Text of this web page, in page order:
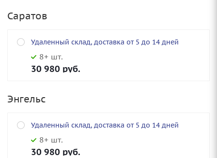
Саратов
Удаленный склад, доставка от 5 до 14 дней
8+ шт.
30 980 руб.
Энгельс
Удаленный склад, доставка от 5 до 14 дней
8+ шт.
30 980 руб.